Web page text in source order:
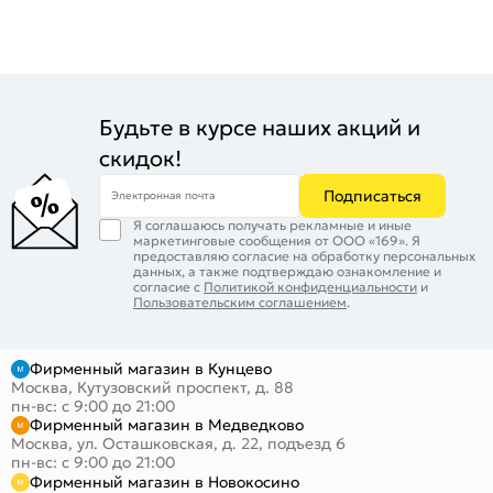
Будьте в курсе наших акций и
скидок!
Электронная почта Подписаться
Я соглашаюсь получать рекламные и иные
маркетинговые сообщения от ООО «169». Я
предоставляю согласие на обработку персональных
данных, а также подтверждаю ознакомление и
согласие с Политикой конфиденциальности и
Пользовательским соглашением.
Фирменный магазин в Кунцево
Москва, Кутузовский проспект, д. 88
пн-вс: с 9:00 до 21:00
Фирменный магазин в Медведково
Москва, ул. Осташковская, д. 22, подъезд 6
пн-вс: с 9:00 до 21:00
Фирменный магазин в Новокосино